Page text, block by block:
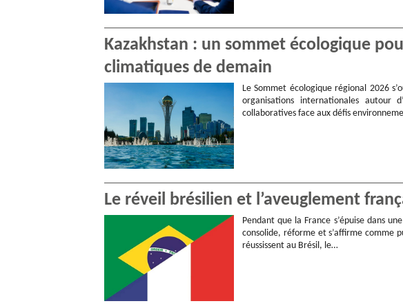
Kazakhstan : un sommet écologique
climatiques de demain
Le Sommet écologique régional 2026
organisations internationales autour
collaboratives face aux défis
Le réveil brésilien et l’aveuglement
Pendant que la France s’épuise dans
consolide, réforme et s’affirme comme
réussissent au Brésil, le…